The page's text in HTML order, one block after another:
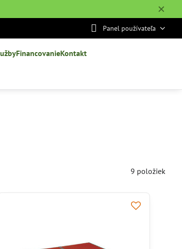
✕
Panel používateľa
FinancovanieKontakt
9 položiek